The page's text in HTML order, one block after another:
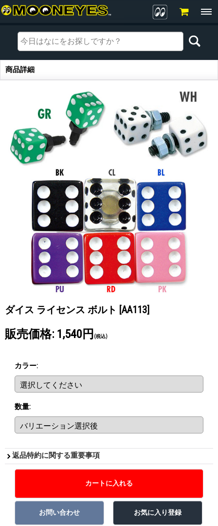
商品詳細
商品詳細
ダイス ライセンス ボルト [AA113]
販売価格: 1,540円 (税込)
カラー:
数量:
返品特約に関する重要事項